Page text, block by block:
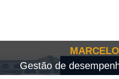
Gestão de